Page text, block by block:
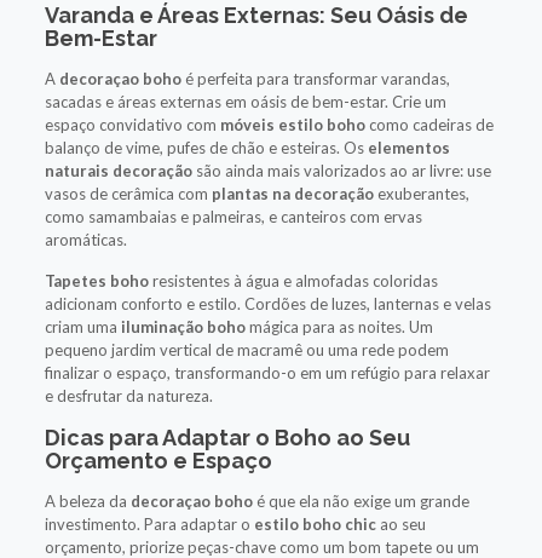
Varanda e Áreas Externas: Seu Oásis de
Bem-Estar
A decoraçao bohoé perfeita para transformar varandas,
sacadas e áreas externas em oásis de bem-estar. Crie um
espaço convidativo com móveis estilo bohocomo cadeiras de
balanço de vime, pufes de chão e esteiras. Os elementos
naturais decoraçãosão ainda mais valorizados ao ar livre: use
vasos de cerâmica com plantas na decoraçãoexuberantes,
como samambaias e palmeiras, e canteiros com ervas
aromáticas.
Tapetes bohoresistentes à água e almofadas coloridas
adicionam conforto e estilo. Cordões de luzes, lanternas e velas
criam uma iluminação bohomágica para as noites. Um
pequeno jardim vertical de macramê ou uma rede podem
finalizar o espaço, transformando-o em um refúgio para relaxar
e desfrutar da natureza.
Dicas para Adaptar o Boho ao Seu
Orçamento e Espaço
A beleza da decoraçao bohoé que ela não exige um grande
investimento. Para adaptar o estilo boho chicao seu
orçamento, priorize peças-chave como um bom tapete ou um